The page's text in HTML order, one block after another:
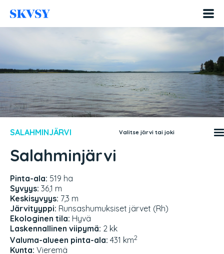
sisältöön
SALAHMINJÄRVI Valitse järvi tai joki
Salahminjärvi
Pinta-ala: 519 ha
Syvyys: 36,1 m
Keskisyvyys: 7,3 m
Järvityyppi: Runsashumuksiset järvet (Rh)
Ekologinen tila: Hyvä
Laskennallinen viipymä: 2 kk
Valuma-alueen pinta-ala: 431 km2
Kunta: Vieremä